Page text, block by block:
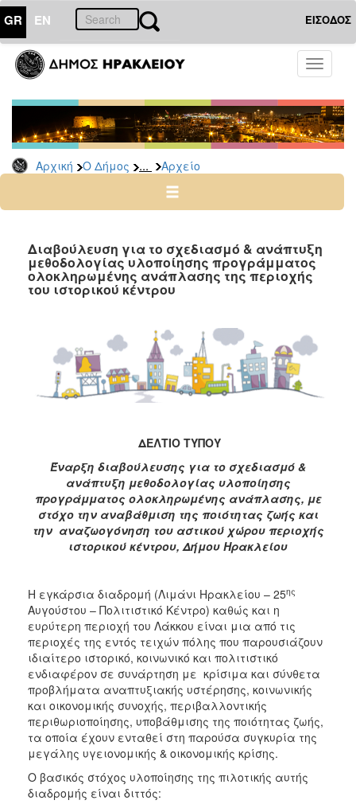
GR EN ΕΙΣΟΔΟΣ
Toggle
Αρχική Ο Δήμος ... Αρχείο
ΔΗΜΟΣ
Δημόσιες
Διαβουλεύσεις
Αρχείο
ΠΟΛΙΤΙΣΜΟΣ
Διαβούλευση για το σχεδιασμό & ανάπτυξη
μεθοδολογίας υλοποίησης προγράμματος
ολοκληρωμένης ανάπλασης της περιοχής
του ιστορικού κέντρου
ΔΕΛΤΙΟ ΤΥΠΟΥ
Έναρξη διαβούλευσης για το σχεδιασμό &
ανάπτυξη μεθοδολογίας υλοποίησης
προγράμματος ολοκληρωμένης ανάπλασης, με
στόχο την αναβάθμιση της ποιότητας ζωής και
την αναζωογόνηση του αστικού χώρου περιοχής
ιστορικού κέντρου, Δήμου Ηρακλείου
Η εγκάρσια διαδρομή (Λιμάνι Ηρακλείου – 25ης
Αυγούστου – Πολιτιστικό Κέντρο) καθώς και η
ευρύτερη περιοχή του Λάκκου είναι μια από τις
περιοχές της εντός τειχών πόλης που παρουσιάζουν
ιδιαίτερο ιστορικό, κοινωνικό και πολιτιστικό
ενδιαφέρον σε συνάρτηση με κρίσιμα και σύνθετα
προβλήματα αναπτυξιακής υστέρησης, κοινωνικής
και οικονομικής συνοχής, περιβαλλοντικής
περιθωριοποίησης, υποβάθμισης της ποιότητας ζωής,
τα οποία έχουν ενταθεί στη παρούσα συγκυρία της
μεγάλης υγειονομικής & οικονομικής κρίσης.
Ο βασικός στόχος υλοποίησης της πιλοτικής αυτής
διαδρομής είναι διττός: